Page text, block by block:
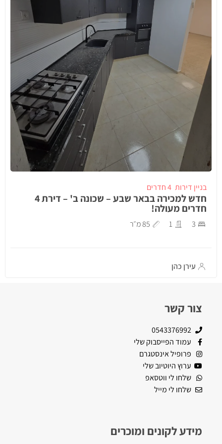
בניין דירות 4 חדרים
חדש למכירה בבאר שבע – שכונה ב' – דירת 4
חדרים מעולה!
3
1 85 מ״ר
עירן כהן
צור קשר
0543376992
עמוד הפייסבוק שלי
פרופיל אינסטגרם
ערוץ היוטיוב שלי
שלחו לי ווטסאפ
שלחו לי מייל
מידע לקונים ומוכרים